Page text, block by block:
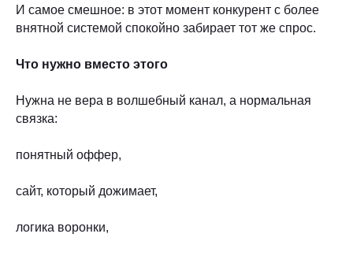
И самое смешное: в этот момент конкурент с более
внятной системой спокойно забирает тот же спрос.
Что нужно вместо этого
Нужна не вера в волшебный канал, а нормальная
связка:
понятный оффер,
сайт, который дожимает,
логика воронки,